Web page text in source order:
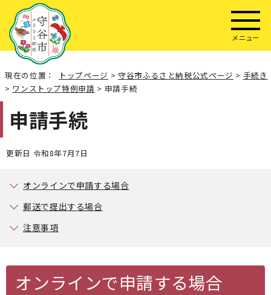
メニュー
現在の位置： トップページ > 守谷市ふるさと納税公式ページ > 手続き
> ワンストップ特例申請 > 申請手続
申請手続
更新日 令和8年7月7日
オンラインで申請する場合
郵送で提出する場合
注意事項
オンラインで申請する場合